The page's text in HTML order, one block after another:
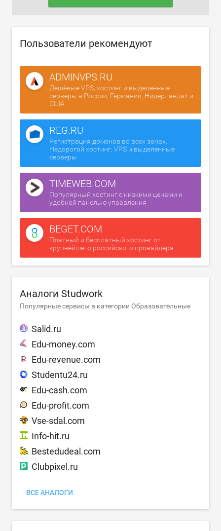
Пользователи рекомендуют
ADMINVPS.RU
Дешёвые VPS, хостинг и выделенные
серверы в России, Германии, Нидерландах и
США
REG.RU
Регистрация доменов во всех зонах.
Недорогой хостинг, VPS и выделенные
серверы
TIMEWEB.COM
Популярный хостинг с низкими ценами и
удобной панелью управления
BEGET.COM
Платный и бесплатный хостинг от
крупнейшего российского провайдера
Аналоги Studwork
Популярные сервисы в категории Образовательные
Salid.ru
Edu-money.com
Edu-revenue.com
Studentu24.ru
Edu-cash.com
Edu-profit.com
Vse-sdal.com
Info-hit.ru
Bestedudeal.com
Clubpixel.ru
ВСЕ АНАЛОГИ